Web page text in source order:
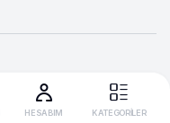
HESABIM KATEGORİLER